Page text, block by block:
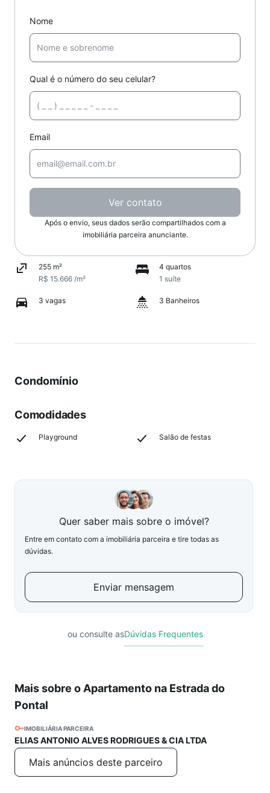
Nome
Qual é o número do seu celular?
Email
Ver contato
Após o envio, seus dados serão compartilhados com a
imobiliária parceira anunciante.
255 m²
R$ 15.666 /m²
4 quartos
1 suíte
3 vagas 3 Banheiros
Condomínio
Comodidades
Playground Salão de festas
Quer saber mais sobre o imóvel?
Entre em contato com a imobiliária parceira e tire todas as
dúvidas.
Enviar mensagem
ou consulte asDúvidas Frequentes
Mais sobre o Apartamento na Estrada do
Pontal
IMOBILIÁRIA PARCEIRA
ELIAS ANTONIO ALVES RODRIGUES & CIA LTDA
Mais anúncios deste parceiro